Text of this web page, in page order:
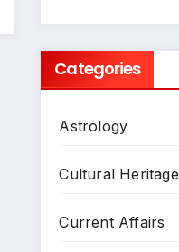
Categories
Astrology
Cultural Heritage
Current Affairs